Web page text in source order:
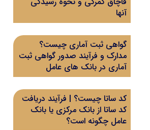
آنها
گواهی ثبت آماری چیست؟
مدارک و فرآیند صدور گواهی ثبت
آماری در بانک های عامل
کد ساتا چیست؟ | فرآیند دریافت
کد ساتا از بانک مرکزی یا بانک
عامل چگونه است؟